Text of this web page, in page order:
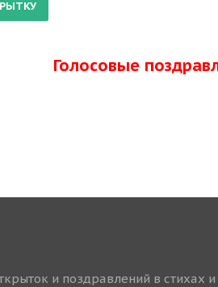
Голосовые
и поздравлений в стихах и